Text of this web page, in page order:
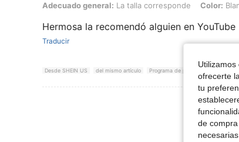
Adecuado general: La talla corresponde, Color: Blanco,
Adecuado general: La talla corresponde Color:
Hermosa la recomendó alguien en YouTube
Traducir
Desde SHEIN US del mismo artículo Programa de puntos
Ver
ofrecerte
tu
de